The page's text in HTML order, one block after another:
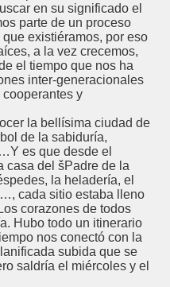
en su significado el
parte de un proceso
existiéramos, por eso
a la vez crecemos,
el tiempo que nos ha
inter-generacionales
y
la bellísima ciudad de
de la sabiduría,
es que desde el
casa del šPadre de la
la heladería, el
cada sitio estaba lleno
corazones de todos
Hubo todo un itinerario
nos conectó con la
subida que se
saldría el miércoles y el